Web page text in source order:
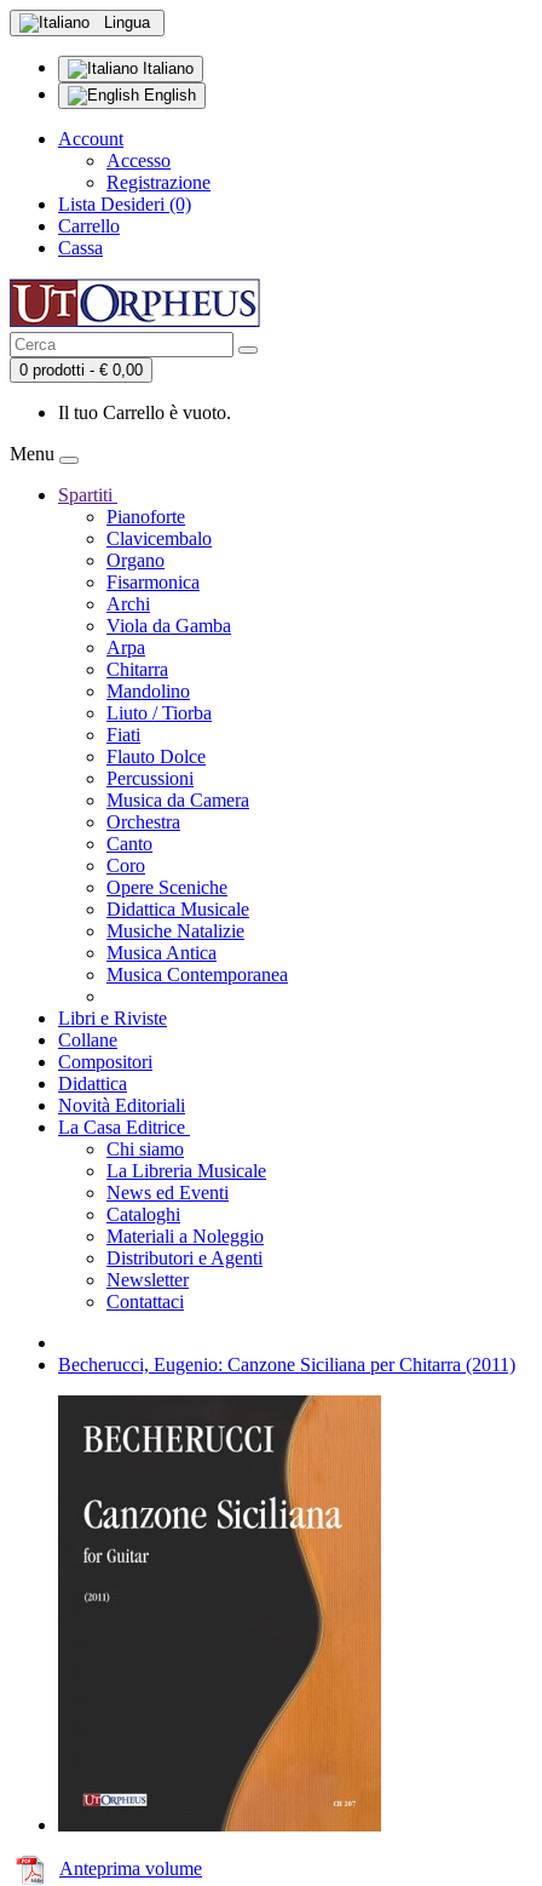
Lingua
Italiano
English
Account
Accesso
Registrazione
Lista Desideri (0)
Carrello
Cassa
0 prodotti - € 0,00
Il tuo Carrello è vuoto.
Menu
Spartiti
Pianoforte
Clavicembalo
Organo
Fisarmonica
Archi
Viola da Gamba
Arpa
Chitarra
Mandolino
Liuto / Tiorba
Fiati
Flauto Dolce
Percussioni
Musica da Camera
Orchestra
Canto
Coro
Opere Sceniche
Didattica Musicale
Musiche Natalizie
Musica Antica
Musica Contemporanea
Libri e Riviste
Collane
Compositori
Didattica
Novità Editoriali
La Casa Editrice
Chi siamo
La Libreria Musicale
News ed Eventi
Cataloghi
Materiali a Noleggio
Distributori e Agenti
Newsletter
Contattaci
Becherucci, Eugenio: Canzone Siciliana per Chitarra (2011)
Anteprima volume